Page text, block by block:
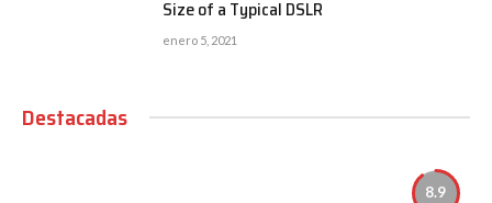
Size of a Typical DSLR
enero 5, 2021
Destacadas
8.9